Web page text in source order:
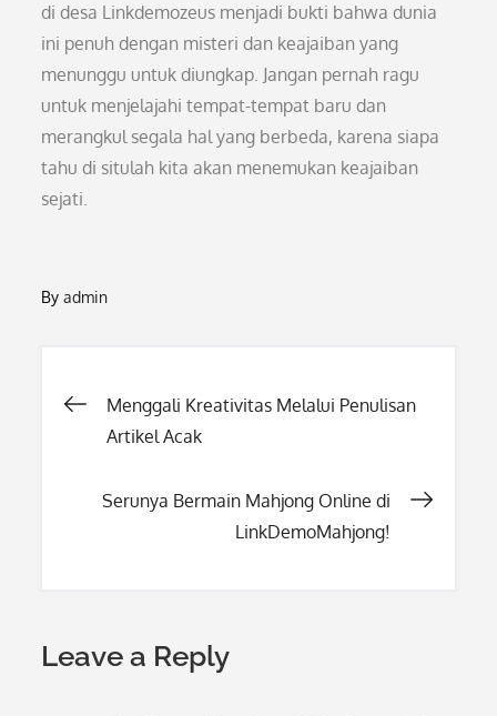
di desa Linkdemozeus menjadi bukti bahwa dunia
ini penuh dengan misteri dan keajaiban yang
menunggu untuk diungkap. Jangan pernah ragu
untuk menjelajahi tempat-tempat baru dan
merangkul segala hal yang berbeda, karena siapa
tahu di situlah kita akan menemukan keajaiban
sejati.
Byadmin
Post
Menggali Kreativitas Melalui Penulisan
Artikel Acak
Serunya Bermain Mahjong Online di
LinkDemoMahjong!
Leave a Reply